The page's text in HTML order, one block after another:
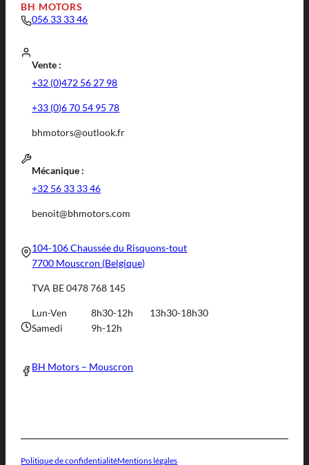
BH MOTORS
056 33 33 46
Vente :
+32 (0)472 56 27 98
+33 (0)6 70 54 95 78
bhmotors@outlook.fr
Mécanique :
+32 56 33 33 46
benoit@bhmotors.com
104-106 Chaussée du Risquons-tout
7700 Mouscron (Belgique)
TVA BE 0478 768 145
Lun-Ven 8h30-12h
13h30-18h30
Samedi
9h-12h
BH Motors – Mouscron
Politique de confidentialitéMentions légales